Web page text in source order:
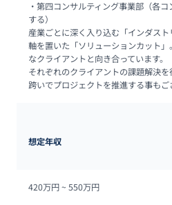
‧第四コンサルティング事業部（各
する）
産業ごとに深く⼊り込む「インダス
軸を置いた「ソリューションカット
なクライアントと向き合っています。
それぞれのクライアントの課題解決
跨いでプロジェクトを推進する事もご
想定年収
420万円 ~ 550万円